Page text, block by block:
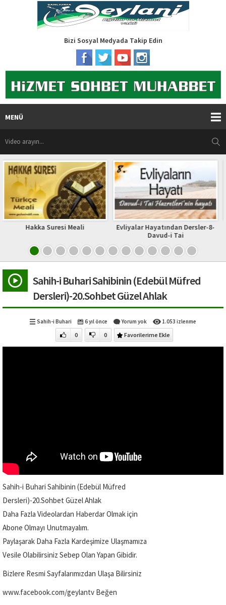
Bizi Sosyal Medyada Takip Edin
MENÜ
Evliyalar Hayatından Dersler-8-
EY RAHMETİ BOL
Sahih-i Buhari Sahibinin (Edebül Müfred
Dersleri)-20.Sohbet Güzel Ahlak
Sahih-i Buhari 6 yıl önce Yorum yok 1.053 izlenme
0 0 Favorilerime Ekle
Sahih-i Buhari Sahibinin (Edebül Müfred
Dersleri)-20.Sohbet Güzel Ahlak
Daha Fazla Videolardan Haberdar Olmak için
Abone Olmayı Unutmayalım.
Paylaşarak Daha Fazla Kardeşimize Ulaşmamıza
Vesile Olabilirsiniz Sebep Olan Yapan Gibidir.
Bizlere Resmi Sayfalarımızdan Ulaşa Bilirsiniz
www.facebook.com/geylantv Beğen